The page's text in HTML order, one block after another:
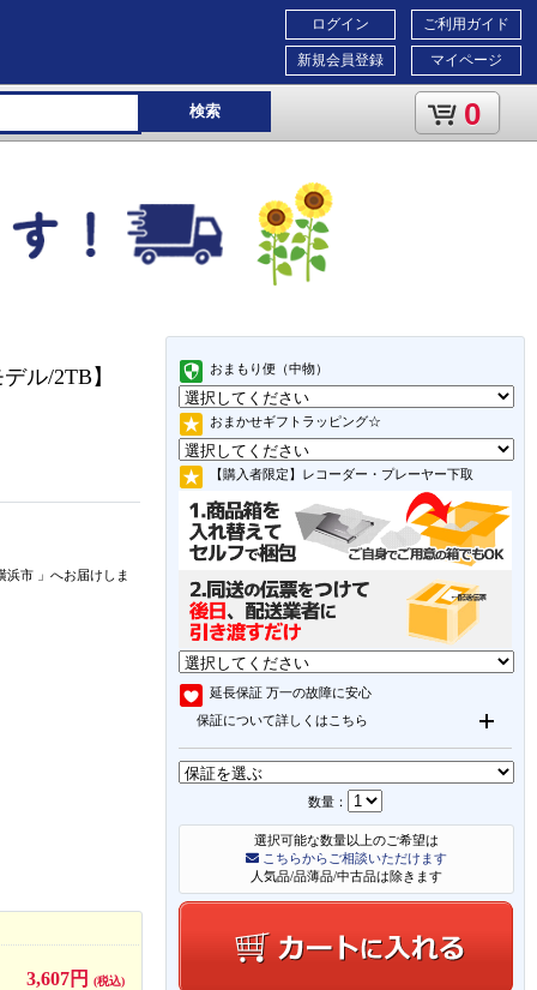
ご利用ガイド
マイページ
ログイン
新規会員登録
検索 0
おまもり便（中物）
おまかせギフトラッピング☆
【購入者限定】レコーダー・プレーヤー下取
延長保証 万一の故障に安心
保証について詳しくはこちら
数量：
選択可能な数量以上のご希望は
こちらからご相談いただけます
人気品/品薄品/中古品は除きます
ル/2TB】
浜市 」 へお届けしま
3,607円 (税込)